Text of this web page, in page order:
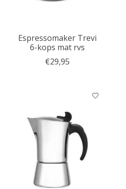
Espressomaker Trevi
6-kops mat rvs
€29,95